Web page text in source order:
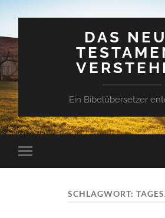
DAS
Ein Bibelübersetzer
Mobile-
Menü
SCHLAGWORT: